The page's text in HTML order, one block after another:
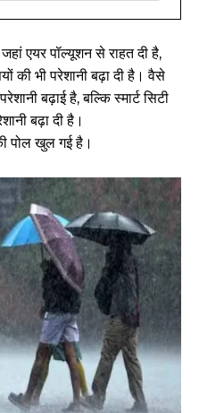
एयर पॉल्यूशन से राहत दी है,
की भी परेशानी बढ़ा दी है। वैसे
बढ़ाई है, बल्कि स्मार्ट सिटी
बढ़ा दी है।
पोल खुल गई है।